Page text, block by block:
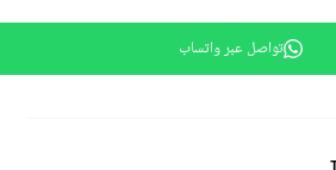
تواصل عبر واتساب